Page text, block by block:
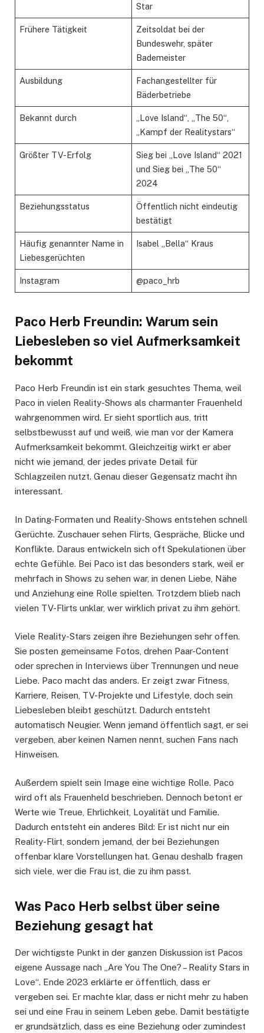
Star
Frühere Tätigkeit
Zeitsoldat bei der
Bundeswehr, später
Bademeister
Ausbildung
Fachangestellter für
Bäderbetriebe
Bekannt durch
„Love Island“, „The 50“,
„Kampf der Realitystars“
Größter TV-Erfolg
Sieg bei „Love Island“ 2021
und Sieg bei „The 50“
2024
Beziehungsstatus
Öffentlich nicht eindeutig
bestätigt
Häufig genannter Name in
Liebesgerüchten
Isabel „Bella“ Kraus
Instagram @paco_hrb
Paco Herb Freundin: Warum sein
Liebesleben so viel Aufmerksamkeit
bekommt
Paco Herb Freundin ist ein stark gesuchtes Thema, weil
Paco in vielen Reality-Shows als charmanter Frauenheld
wahrgenommen wird. Er sieht sportlich aus, tritt
selbstbewusst auf und weiß, wie man vor der Kamera
Aufmerksamkeit bekommt. Gleichzeitig wirkt er aber
nicht wie jemand, der jedes private Detail für
Schlagzeilen nutzt. Genau dieser Gegensatz macht ihn
interessant.
In Dating-Formaten und Reality-Shows entstehen schnell
Gerüchte. Zuschauer sehen Flirts, Gespräche, Blicke und
Konflikte. Daraus entwickeln sich oft Spekulationen über
echte Gefühle. Bei Paco ist das besonders stark, weil er
mehrfach in Shows zu sehen war, in denen Liebe, Nähe
und Anziehung eine Rolle spielten. Trotzdem blieb nach
vielen TV-Flirts unklar, wer wirklich privat zu ihm gehört.
Viele Reality-Stars zeigen ihre Beziehungen sehr offen.
Sie posten gemeinsame Fotos, drehen Paar-Content
oder sprechen in Interviews über Trennungen und neue
Liebe. Paco macht das anders. Er zeigt zwar Fitness,
Karriere, Reisen, TV-Projekte und Lifestyle, doch sein
Liebesleben bleibt geschützt. Dadurch entsteht
automatisch Neugier. Wenn jemand öffentlich sagt, er sei
vergeben, aber keinen Namen nennt, suchen Fans nach
Hinweisen.
Außerdem spielt sein Image eine wichtige Rolle. Paco
wird oft als Frauenheld beschrieben. Dennoch betont er
Werte wie Treue, Ehrlichkeit, Loyalität und Familie.
Dadurch entsteht ein anderes Bild: Er ist nicht nur ein
Reality-Flirt, sondern jemand, der bei Beziehungen
offenbar klare Vorstellungen hat. Genau deshalb fragen
sich viele, wer die Frau ist, die zu ihm passt.
Was Paco Herb selbst über seine
Beziehung gesagt hat
Der wichtigste Punkt in der ganzen Diskussion ist Pacos
eigene Aussage nach „Are You The One? – Reality Stars in
Love“. Ende 2023 erklärte er öffentlich, dass er
vergeben sei. Er machte klar, dass er nicht mehr zu haben
sei und eine Frau in seinem Leben gebe. Damit bestätigte
er grundsätzlich, dass es eine Beziehung oder zumindest